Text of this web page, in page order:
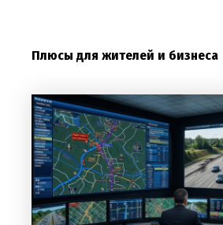
Плюсы для жителей и бизнеса